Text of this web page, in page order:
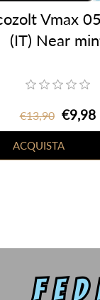
Vmax
(IT) Near
€13,90 €9,98